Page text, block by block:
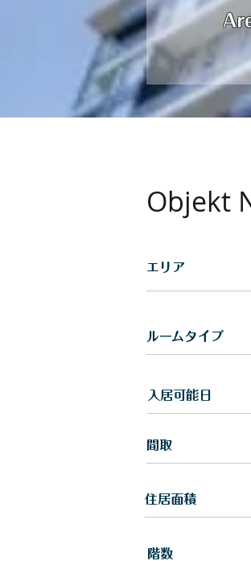
Objekt
​エリア
​ルームタイプ
入居可能日
間取
住居面積
​階数